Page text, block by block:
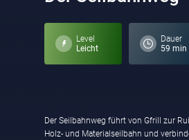
Level
Leicht
Dauer
59 min
Der Seilbahnweg führt von Gfrill zur
Holz- und Materialseilbahn und
Naturschönheiten mit faszinierenden